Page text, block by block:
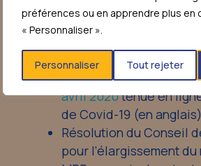
préférences ou en apprendre plus en
« Personnaliser ».
Personnaliser Tout rejeter
Réunion extraordinaire
fondation :
27 mai 2020
anglais)
Réunion du Conseil de
avril 2020tenue en
de Covid-19 (en anglais)
Résolution du Conseil
pour l’élargissement du